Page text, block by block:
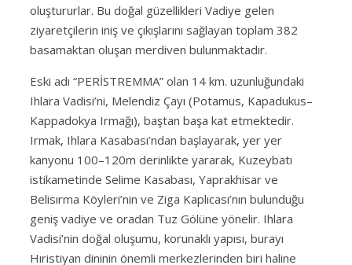
oluştururlar. Bu doğal güzellikleri Vadiye gelen
ziyaretçilerin iniş ve çıkışlarını sağlayan toplam 382
basamaktan oluşan merdiven bulunmaktadır.
Eski adı “PERİSTREMMA” olan 14 km. uzunluğundaki
Ihlara Vadisi’ni, Melendiz Çayı (Potamus, Kapadukus–
Kappadokya Irmağı), baştan başa kat etmektedir.
Irmak, Ihlara Kasabası’ndan başlayarak, yer yer
kanyonu 100–120m derinlikte yararak, Kuzeybatı
istikametinde Selime Kasabası, Yaprakhisar ve
Belisırma Köyleri’nin ve Ziga Kaplıcası’nın bulunduğu
geniş vadiye ve oradan Tuz Gölüne yönelir. Ihlara
Vadisi’nin doğal oluşumu, korunaklı yapısı, burayı
Hıristiyan dininin önemli merkezlerinden biri haline